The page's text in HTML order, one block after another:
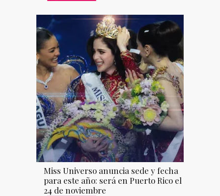
Miss Universo anuncia sede y fecha
para este año: será en Puerto Rico el
24 de noviembre